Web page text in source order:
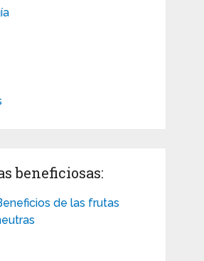
beneficiosas:
de las frutas